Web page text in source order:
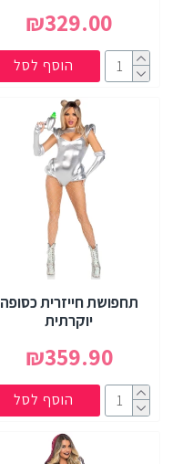
₪329.00
הוסף לסל
תחפושת חייזרית כסופה
יוקרתית
₪359.90
הוסף לסל